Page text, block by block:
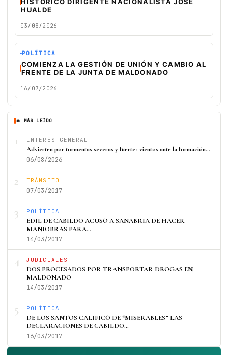
HUALDE
03/08/2026
POLÍTICA
COMIENZA LA GESTIÓN DE UNIÓN Y CAMBIO AL
FRENTE DE LA JUNTA DE MALDONADO
16/07/2026
🔥 MÁS LEÍDO
1 INTERÉS GENERAL
Advierten por tormentas severas y fuertes vientos ante la formación…
06/08/2026
2 TRÁNSITO
07/03/2017
3 POLÍTICA
EDIL DE CABILDO ACUSÓ A SANABRIA DE HACER
MANIOBRAS PARA…
14/03/2017
4 JUDICIALES
DOS PROCESADOS POR TRANSPORTAR DROGAS EN
MALDONADO
14/03/2017
5 POLÍTICA
DE LOS SANTOS CALIFICÓ DE “MISERABLES” LAS
DECLARACIONES DE CABILDO…
16/03/2017